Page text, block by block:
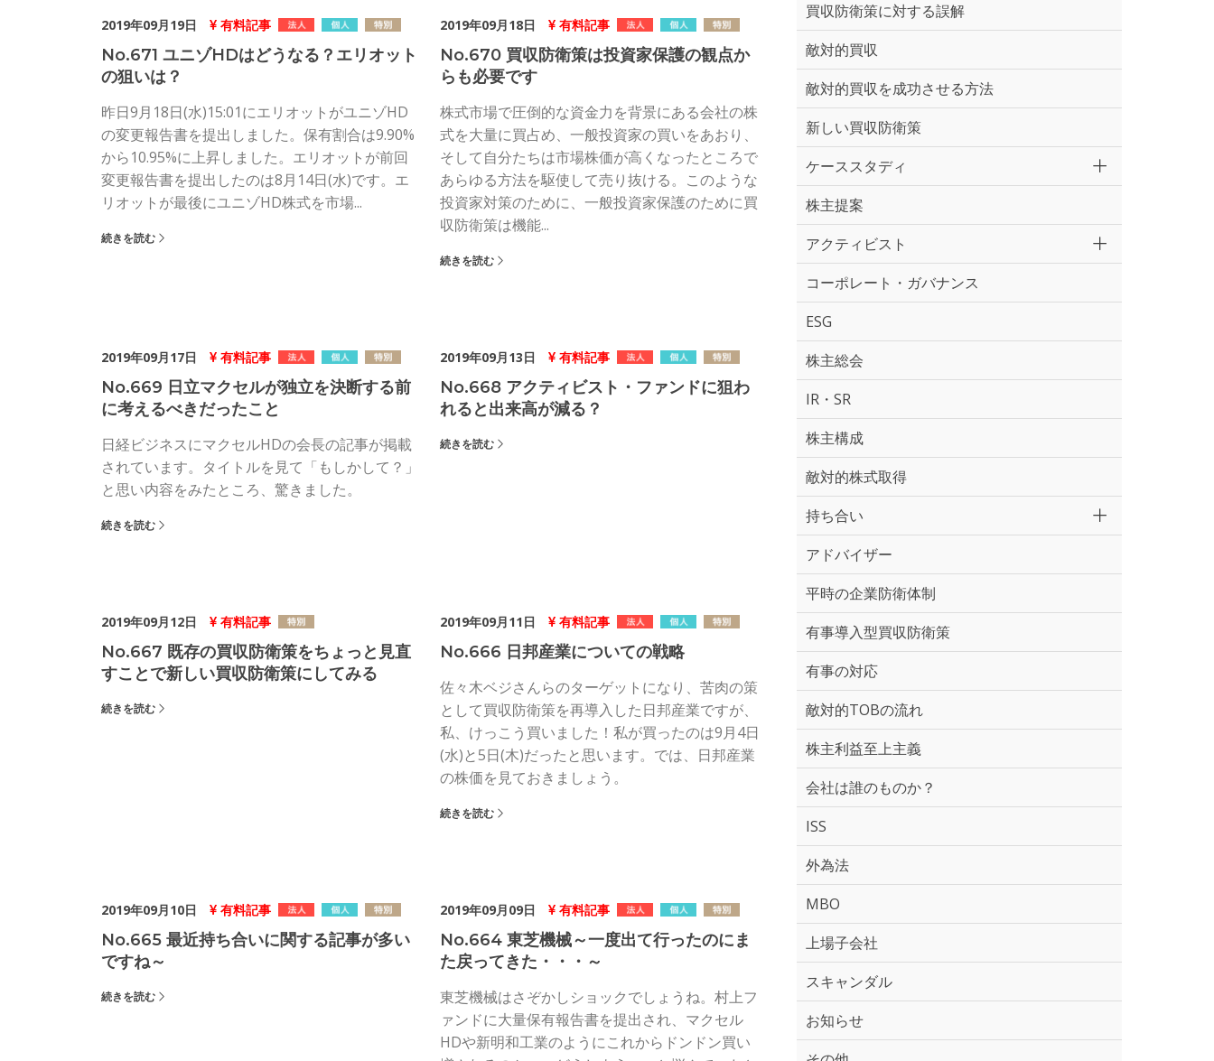
2019年09月19日 有料記事
No.671 ユニゾHDはどうなる？エリオット
の狙いは？
昨日9月18日(水)15:01にエリオットがユニゾHD
の変更報告書を提出しました。保有割合は9.90%
から10.95%に上昇しました。エリオットが前回
変更報告書を提出したのは8月14日(水)です。エ
リオットが最後にユニゾHD株式を市場...
続きを読む
2019年09月18日 有料記事
No.670 買収防衛策は投資家保護の観点か
らも必要です
株式市場で圧倒的な資金力を背景にある会社の株
式を大量に買占め、一般投資家の買いをあおり、
そして自分たちは市場株価が高くなったところで
あらゆる方法を駆使して売り抜ける。このような
投資家対策のために、一般投資家保護のために買
収防衛策は機能...
続きを読む
2019年09月17日 有料記事
No.669 日立マクセルが独立を決断する前
に考えるべきだったこと
日経ビジネスにマクセルHDの会長の記事が掲載
されています。タイトルを見て「もしかして？」
と思い内容をみたところ、驚きました。
続きを読む
2019年09月13日 有料記事
No.668 アクティビスト・ファンドに狙わ
れると出来高が減る？
続きを読む
2019年09月12日 有料記事
No.667 既存の買収防衛策をちょっと見直
すことで新しい買収防衛策にしてみる
続きを読む
2019年09月11日 有料記事
No.666 日邦産業についての戦略
佐々木ベジさんらのターゲットになり、苦肉の策
として買収防衛策を再導入した日邦産業ですが、
私、けっこう買いました！私が買ったのは9月4日
(水)と5日(木)だったと思います。では、日邦産業
の株価を見ておきましょう。
続きを読む
2019年09月10日 有料記事
No.665 最近持ち合いに関する記事が多い
ですね～
続きを読む
2019年09月09日 有料記事
No.664 東芝機械～一度出て行ったのにま
た戻ってきた・・・～
東芝機械はさぞかしショックでしょうね。村上フ
ァンドに大量保有報告書を提出され、マクセル
HDや新明和工業のようにこれからドンドン買い
買収防衛策に対する誤解
敵対的買収
敵対的買収を成功させる方法
新しい買収防衛策
ケーススタディ
株主提案
アクティビスト
コーポレート・ガバナンス
ESG
株主総会
IR・SR
株主構成
敵対的株式取得
持ち合い
アドバイザー
平時の企業防衛体制
有事導入型買収防衛策
有事の対応
敵対的TOBの流れ
株主利益至上主義
会社は誰のものか？
ISS
外為法
MBO
上場子会社
スキャンダル
お知らせ